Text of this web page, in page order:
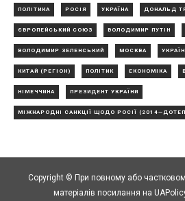
ПОЛІТИКА РОСІЯ УКРАЇНА ДОНАЛЬД
ЄВРОПЕЙСЬКИЙ СОЮЗ ВОЛОДИМИР ПУТІН
ВОЛОДИМИР ЗЕЛЕНСЬКИЙ МОСКВА
КИТАЙ (РЕГІОН) ПОЛІТИК ЕКОНОМІКА
НІМЕЧЧИНА ПРЕЗИДЕНТ УКРАЇНИ
МІЖНАРОДНІ САНКЦІЇ ЩОДО РОСІЇ
Copyright © При повному або
матеріалів посилання на